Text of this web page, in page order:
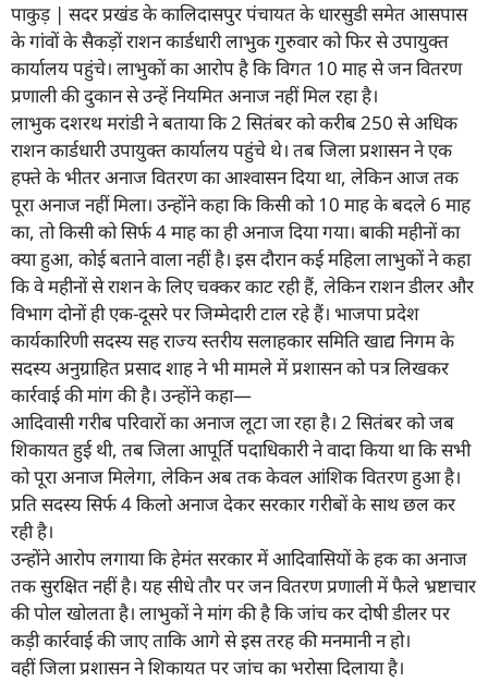
पाकुड़ | सदर प्रखंड के कालिदासपुर पंचायत के धारसुडी समेत आसपास
के गांवों के सैकड़ों राशन कार्डधारी लाभुक गुरुवार को फिर से उपायुक्त
कार्यालय पहुंचे। लाभुकों का आरोप है कि विगत 10 माह से जन वितरण
प्रणाली की दुकान से उन्हें नियमित अनाज नहीं मिल रहा है।
लाभुक दशरथ मरांडी ने बताया कि 2 सितंबर को करीब 250 से अधिक
राशन कार्डधारी उपायुक्त कार्यालय पहुंचे थे। तब जिला प्रशासन ने एक
हफ्ते के भीतर अनाज वितरण का आश्वासन दिया था, लेकिन आज तक
पूरा अनाज नहीं मिला। उन्होंने कहा कि किसी को 10 माह के बदले 6 माह
का, तो किसी को सिर्फ 4 माह का ही अनाज दिया गया। बाकी महीनों का
क्या हुआ, कोई बताने वाला नहीं है। इस दौरान कई महिला लाभुकों ने कहा
कि वे महीनों से राशन के लिए चक्कर काट रही हैं, लेकिन राशन डीलर और
विभाग दोनों ही एक-दूसरे पर जिम्मेदारी टाल रहे हैं। भाजपा प्रदेश
कार्यकारिणी सदस्य सह राज्य स्तरीय सलाहकार समिति खाद्य निगम के
सदस्य अनुग्राहित प्रसाद शाह ने भी मामले में प्रशासन को पत्र लिखकर
कार्रवाई की मांग की है। उन्होंने कहा—
आदिवासी गरीब परिवारों का अनाज लूटा जा रहा है। 2 सितंबर को जब
शिकायत हुई थी, तब जिला आपूर्ति पदाधिकारी ने वादा किया था कि सभी
को पूरा अनाज मिलेगा, लेकिन अब तक केवल आंशिक वितरण हुआ है।
प्रति सदस्य सिर्फ 4 किलो अनाज देकर सरकार गरीबों के साथ छल कर
रही है।
उन्होंने आरोप लगाया कि हेमंत सरकार में आदिवासियों के हक का अनाज
तक सुरक्षित नहीं है। यह सीधे तौर पर जन वितरण प्रणाली में फैले भ्रष्टाचार
की पोल खोलता है। लाभुकों ने मांग की है कि जांच कर दोषी डीलर पर
कड़ी कार्रवाई की जाए ताकि आगे से इस तरह की मनमानी न हो।
वहीं जिला प्रशासन ने शिकायत पर जांच का भरोसा दिलाया है।